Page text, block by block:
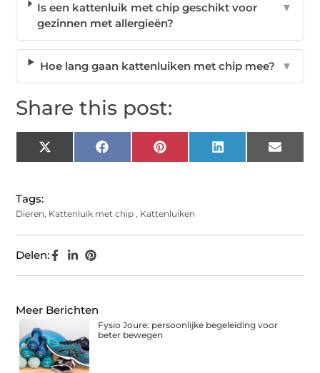
Is een kattenluik met chip geschikt voor
gezinnen met allergieën?
▼
Hoe lang gaan kattenluiken met chip mee? ▼
Share this post:
X
(Twitter)
Facebook Pinterest LinkedIn Email
Tags:
Dieren, Kattenluik met chip , Kattenluiken
Delen:
Meer Berichten
Fysio Joure: persoonlijke begeleiding voor
beter bewegen